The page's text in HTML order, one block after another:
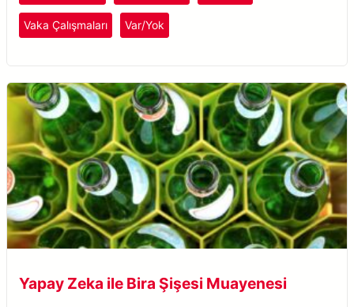
Vaka Çalışmaları Var/Yok
Yapay Zeka ile Bira Şişesi Muayenesi